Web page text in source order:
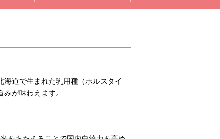
道で生まれた乳用種（ホルスタイ
が味わえます。